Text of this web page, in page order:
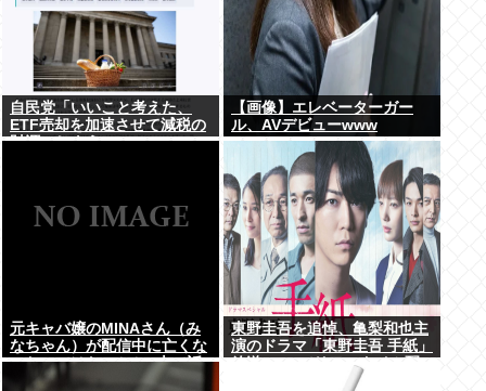
自民党「いいこと考えた、
ETF売却を加速させて減税の
財源にしよう」
【画像】エレベーターガー
ル、AVデビューwww
元キャバ嬢のMINAさん（み
なちゃん）が配信中に亡くな
ったのではないかとX上で話
題に（※動画あり）
東野圭吾を追悼、亀梨和也主
演のドラマ「東野圭吾 手紙」
放送 TVerでリアルタイム配